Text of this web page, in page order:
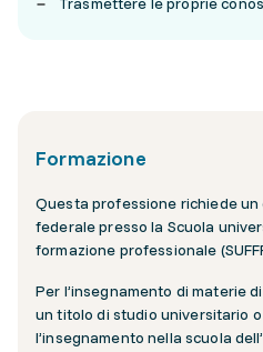
Formazione
Questa professione richiede
federale presso la Scuola
formazione professionale
Per l’insegnamento di materie
un titolo di studio universitario
l’insegnamento nella scuola